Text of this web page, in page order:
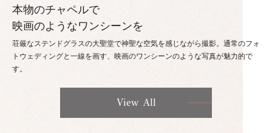
本物のチャペルで
映画のようなワンシーンを
荘厳なステンドグラスの大聖堂で神聖な空気を感じながら撮影。通常のフォ
トウェディングと一線を画す、映画のワンシーンのような写真が魅力的で
す。
View All